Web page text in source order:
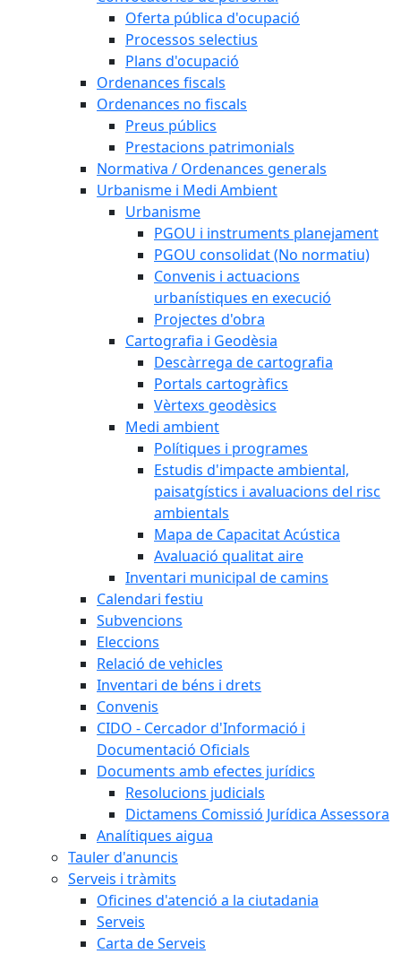
Oferta pública d'ocupació
Processos selectius
Plans d'ocupació
Ordenances fiscals
Ordenances no fiscals
Preus públics
Prestacions patrimonials
Normativa / Ordenances generals
Urbanisme i Medi Ambient
Urbanisme
PGOU i instruments planejament
PGOU consolidat (No normatiu)
Convenis i actuacions
urbanístiques en execució
Projectes d'obra
Cartografia i Geodèsia
Descàrrega de cartografia
Portals cartogràfics
Vèrtexs geodèsics
Medi ambient
Polítiques i programes
Estudis d'impacte ambiental,
paisatgístics i avaluacions del risc
ambientals
Mapa de Capacitat Acústica
Avaluació qualitat aire
Inventari municipal de camins
Calendari festiu
Subvencions
Eleccions
Relació de vehicles
Inventari de béns i drets
Convenis
CIDO - Cercador d'Informació i
Documentació Oficials
Documents amb efectes jurídics
Resolucions judicials
Dictamens Comissió Jurídica Assessora
Analítiques aigua
Tauler d'anuncis
Serveis i tràmits
Oficines d'atenció a la ciutadania
Serveis
Carta de Serveis